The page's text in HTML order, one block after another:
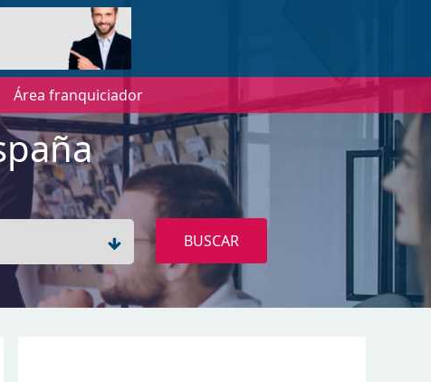
Área franquiciador
BUSCAR